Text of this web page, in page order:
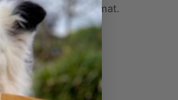
bij jou thuis op de mat.